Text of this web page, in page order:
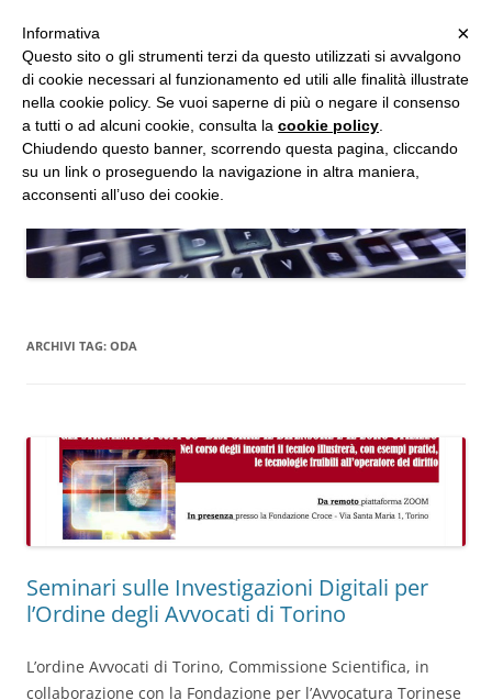
Vai
al
contenuto
Studio d'Informatica Forense
Perizie Informatiche Forensi, CTP e CTU in Processi Civili e Penali
ARCHIVI TAG: ODA
Seminari sulle Investigazioni Digitali per
l’Ordine degli Avvocati di Torino
L’ordine Avvocati di Torino, Commissione Scientifica, in
collaborazione con la Fondazione per l’Avvocatura Torinese
MENU ×
Informativa
Questo sito o gli strumenti terzi da questo utilizzati si avvalgono
di cookie necessari al funzionamento ed utili alle finalità illustrate
nella cookie policy. Se vuoi saperne di più o negare il consenso
a tutti o ad alcuni cookie, consulta la cookie policy
Chiudendo questo banner, scorrendo questa pagina, cliccando
su un link o proseguendo la navigazione in altra maniera,
acconsenti all’uso dei cookie.